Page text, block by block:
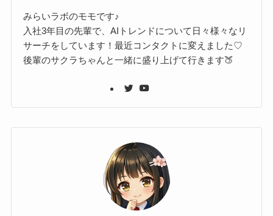
みらいラボのモモです♪
入社3年目の先輩で、AIトレンドについて日々様々なリ
サーチをしています！最近コンタクトに変えました♡
後輩のサクラちゃんと一緒に盛り上げて行きます🍑